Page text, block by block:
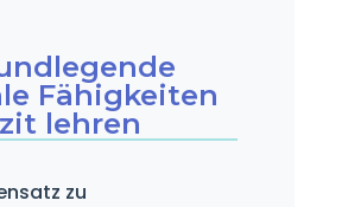
Fähigkeiten
lehren
zu